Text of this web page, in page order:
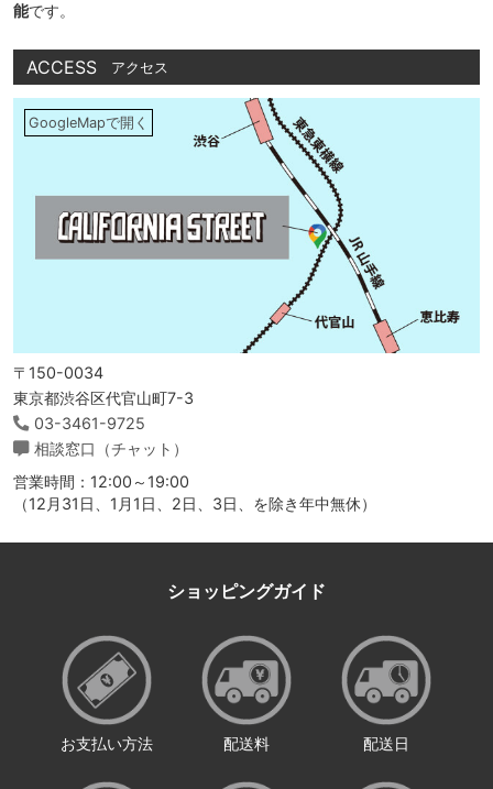
能です。
ACCESS アクセス
GoogleMapで開く
〒150-0034
東京都渋谷区代官山町7-3
03-3461-9725
相談窓口（チャット）
営業時間：12:00～19:00
（12月31日、1月1日、2日、3日、を除き年中無休）
ショッピングガイド
お支払い方法 配送料 配送日